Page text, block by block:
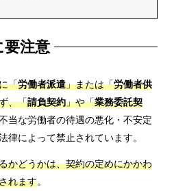
要注意
「労働者派遣」または「労働者供
、「請負契約」や「業務委託契
当な労働者の待遇の悪化・不安定
律によって禁止されています。
かどうかは、契約の定めにかかわ
れます。